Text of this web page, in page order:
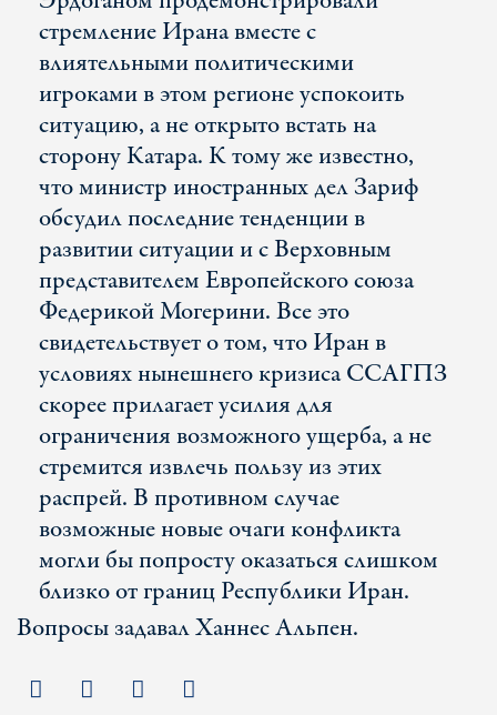
стремление Ирана вместе с
влиятельными политическими
игроками в этом регионе успокоить
ситуацию, а не открыто встать на
сторону Катара. К тому же известно,
что министр иностранных дел Зариф
обсудил последние тенденции в
развитии ситуации и с Верховным
представителем Европейского союза
Федерикой Могерини. Все это
свидетельствует о том, что Иран в
условиях нынешнего кризиса ССАГПЗ
скорее прилагает усилия для
ограничения возможного ущерба, а не
стремится извлечь пользу из этих
распрей. В противном случае
возможные новые очаги конфликта
могли бы попросту оказаться слишком
близко от границ Республики Иран.
Вопросы задавал Ханнес Альпен.